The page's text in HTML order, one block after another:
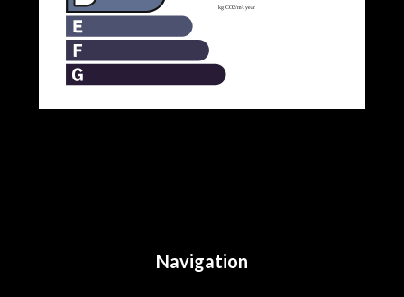
Navigation